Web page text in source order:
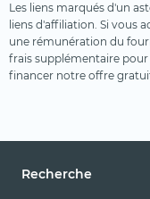
Les liens marqués d'un
liens d'affiliation. Si vous
une rémunération du
frais supplémentaire
financer notre offre
Recherche